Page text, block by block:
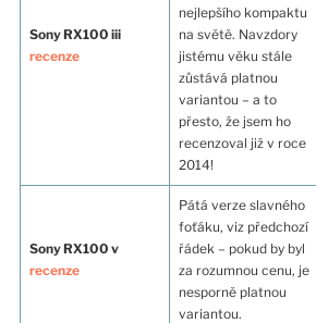
Sony RX100 iii
recenze
nejlepšího kompaktu
na světě. Navzdory
jistému věku stále
zůstává platnou
variantou – a to
přesto, že jsem ho
recenzoval již v roce
2014!
Sony RX100 v
recenze
Pátá verze slavného
foťáku, viz předchozí
řádek – pokud by byl
za rozumnou cenu, je
nesporně platnou
variantou.